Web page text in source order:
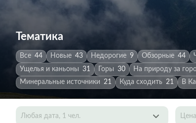
Тематика
Все 44 Новые 43 Недорогие 9 Обзорные 44
Ущелья и каньоны 31 Горы 30 На природу за
Минеральные источники 21 Куда сходить 21 В
Любая дата, 1 чел. Цена